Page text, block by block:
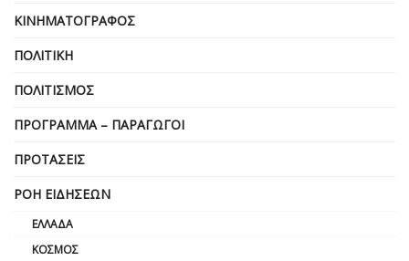
ΚΙΝΗΜΑΤΟΓΡΆΦΟΣ
ΠΟΛΙΤΙΚΉ
ΠΟΛΙΤΙΣΜΌΣ
ΠΡΌΓΡΑΜΜΑ – ΠΑΡΑΓΩΓΟΊ
ΠΡΟΤΆΣΕΙΣ
ΡΟΉ ΕΙΔΉΣΕΩΝ
ΕΛΛΆΔΑ
ΚΌΣΜΟΣ